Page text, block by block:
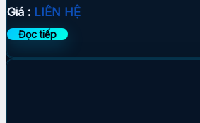
Giá : LIÊN HỆ
Đọc tiếp